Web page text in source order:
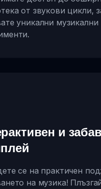
от звукови цикли,
уникални музикални
и
се на практичен
на музика!